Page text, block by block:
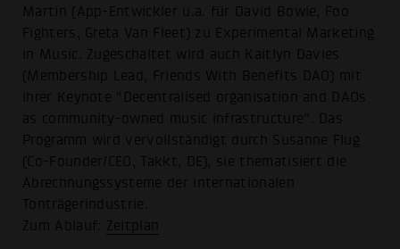
Martin (App-Entwickler u.a. für David Bowie, Foo
Fighters, Greta Van Fleet) zu Experimental Marketing
in Music. Zugeschaltet wird auch Kaitlyn Davies
(Membership Lead, Friends With Benefits DAO) mit
ihrer Keynote “Decentralised organisation and DAOs
as community-owned music infrastructure”. Das
Programm wird vervollständigt durch Susanne Flug
(Co-Founder/CEO, Takkt, DE), sie thematisiert die
Abrechnungssysteme der internationalen
Tonträgerindustrie.
Zum Ablauf: Zeitplan